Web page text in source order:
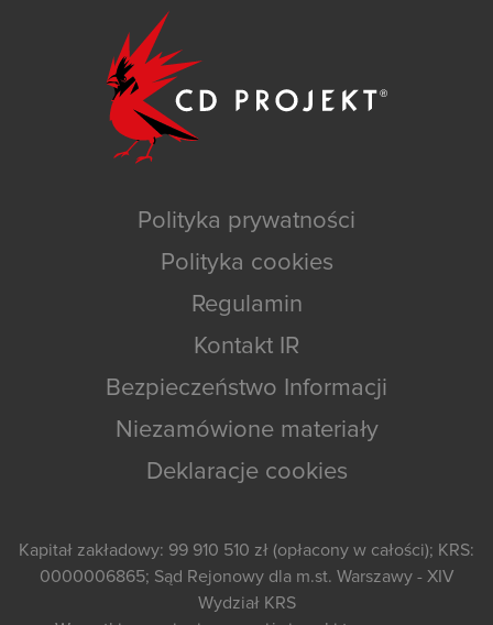
Polityka prywatności
Polityka cookies
Regulamin
Kontakt IR
Bezpieczeństwo Informacji
Niezamówione materiały
Deklaracje cookies
Kapitał zakładowy: 99 910 510 zł (opłacony w całości); KRS:
0000006865; Sąd Rejonowy dla m.st. Warszawy - XIV
Wydział KRS